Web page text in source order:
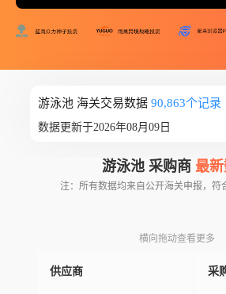
游泳池 海关交易数据 90,863个记录
数据更新于2026年08月09日
游泳池 采购商 最
注：所有数据均来自公开海关申报，符
横向拖动查看更多
供应商 采